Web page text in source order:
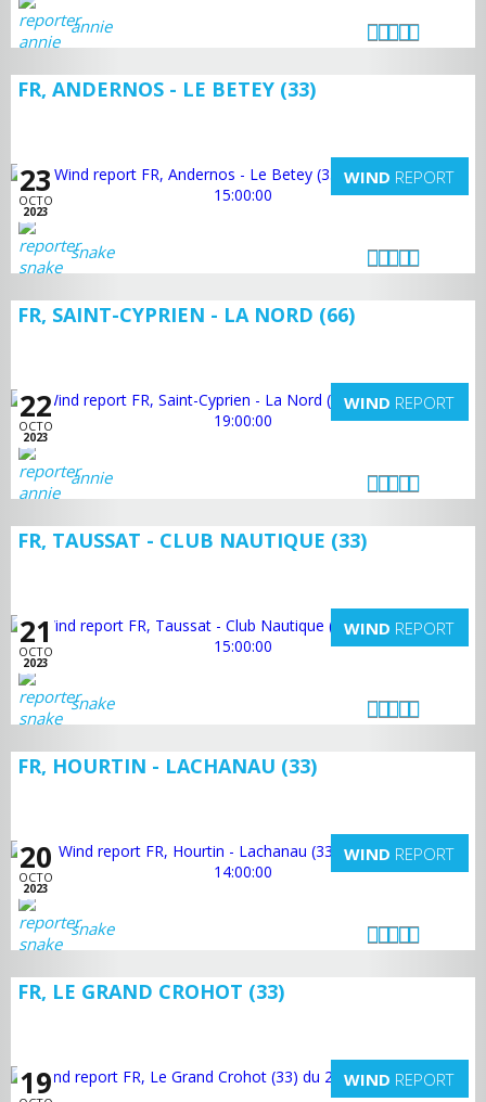
annie
FR, ANDERNOS - LE BETEY (33)
23
OCTO
2023
WIND REPORT
snake
FR, SAINT-CYPRIEN - LA NORD (66)
22
OCTO
2023
WIND REPORT
annie
FR, TAUSSAT - CLUB NAUTIQUE (33)
21
OCTO
2023
WIND REPORT
snake
FR, HOURTIN - LACHANAU (33)
20
OCTO
2023
WIND REPORT
snake
FR, LE GRAND CROHOT (33)
19 WIND REPORT